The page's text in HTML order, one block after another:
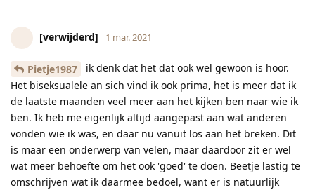
[verwijderd] 1 mar. 2021
Pietje1987
ik denk dat het dat ook wel gewoon is hoor.
Het biseksualele an sich vind ik ook prima, het is meer dat ik
de laatste maanden veel meer aan het kijken ben naar wie ik
ben. Ik heb me eigenlijk altijd aangepast aan wat anderen
vonden wie ik was, en daar nu vanuit los aan het breken. Dit
is maar een onderwerp van velen, maar daardoor zit er wel
wat meer behoefte om het ook 'goed' te doen. Beetje lastig te
omschrijven wat ik daarmee bedoel, want er is natuurlijk